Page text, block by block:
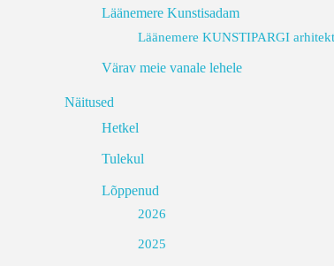
Läänemere Kunstisadam
Läänemere KUNSTIPARGI
Värav meie vanale lehele
Näitused
Hetkel
Tulekul
Lõppenud
2026
2025